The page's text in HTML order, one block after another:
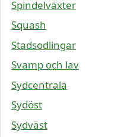
Spindelväxter
Squash
Stadsodlingar
Svamp och lav
Sydcentrala
Sydöst
Sydväst